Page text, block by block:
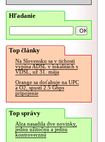
Hľadanie
Top články
Na Slovensku sa v tichosti
vypína ADSL v lokalitách s
VDSL, už 31. mája
Orange sa doťahuje na UPC
a O2, spustí 2.5 Gbps
pripojenie
Top správy
Alza nasadila dve novinky,
jednu užitočnú a jednu
kontroverznú